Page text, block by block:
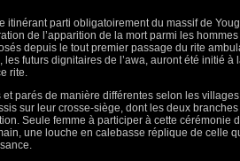
itinérant parti obligatoirement du massif de
de l’apparition de la mort parmi les hommes
depuis le tout premier passage du rite
futurs dignitaires de l’awa, auront été initié à
rite.
parés de manière différentes selon les
sur leur crosse-siège, dont les deux branches
Seule femme à participer à cette cérémonie
une louche en calebasse réplique de celle